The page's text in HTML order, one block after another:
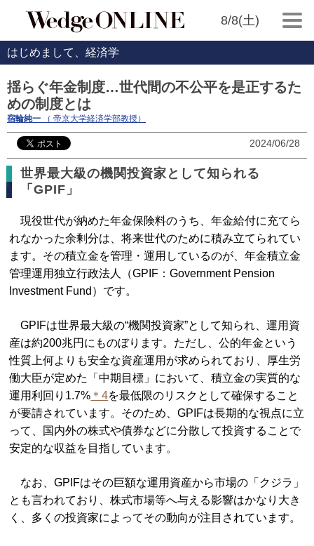
8/8(土)
はじめまして、経済学
揺らぐ年金制度…世代間の不公平を是正するた
めの制度とは
宿輪純一 （ 帝京大学経済学部教授）
2024/06/28
世界最大級の機関投資家として知られる
「GPIF」
現役世代が納めた年金保険料のうち、年金給付に充てら
れなかった余剰分は、将来世代のために積み立てられてい
ます。その積立金を管理・運用しているのが、年金積立金
管理運用独立行政法人（GPIF：Government Pension
Investment Fund）です。
GPIFは世界最大級の“機関投資家”として知られ、運用資
産は約200兆円にものぼります。ただし、公的年金という
性質上何よりも安全な資産運用が求められており、厚生労
働大臣が定めた「中期目標」において、積立金の実質的な
運用利回り1.7% ＊4を最低限のリスクとして確保すること
が要請されています。そのため、GPIFは長期的な視点に立
って、国内外の株式や債券などに分散して投資することで
安定的な収益を目指しています。
なお、GPIFはその巨額な運用資産から市場の「クジラ」
とも言われており、株式市場等へ与える影響はかなり大き
く、多くの投資家によってその動向が注目されています。